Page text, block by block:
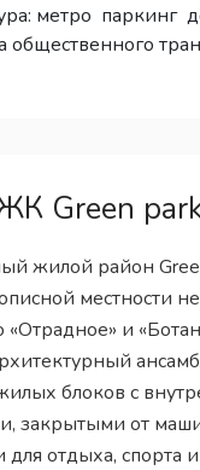
метро паркинг
общественного
Green
жилой район
местности
«Отрадное» и
блоков с
закрытыми от
отдыха, спорта